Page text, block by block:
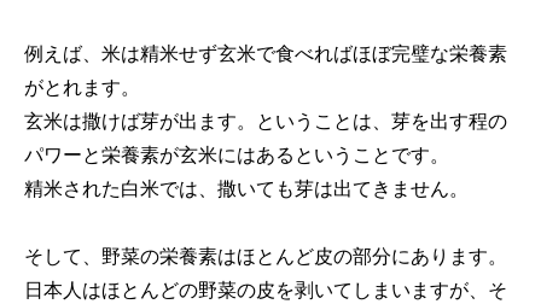
例えば、米は精米せず玄米で食べればほぼ完璧な栄養素
がとれます。
玄米は撒けば芽が出ます。ということは、芽を出す程の
パワーと栄養素が玄米にはあるということです。
精米された白米では、撒いても芽は出てきません。
そして、野菜の栄養素はほとんど皮の部分にあります。
日本人はほとんどの野菜の皮を剥いてしまいますが、そ